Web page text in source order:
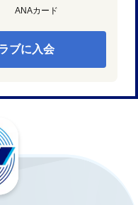
ANAカード
ブに入会